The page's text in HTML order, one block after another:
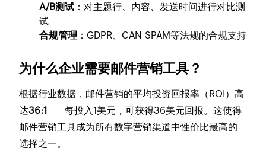
A/B测试 ：对主题行、内容、发送时间进行对比测
试
合规管理 ：GDPR、CAN-SPAM等法规的合规支持
为什么企业需要邮件营销工具？
根据行业数据，邮件营销的平均投资回报率（ROI）高
达36:1——每投入1美元，可获得36美元回报。这使得
邮件营销工具成为所有数字营销渠道中性价比最高的
选择之一。